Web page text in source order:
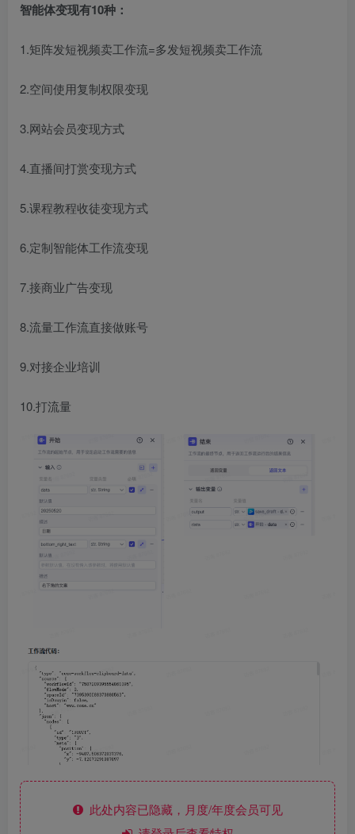
智能体变现有10种：
1.矩阵发短视频卖工作流=多发短视频卖工作流
2.空间使用复制权限变现
3.网站会员变现方式
4.直播间打赏变现方式
5.课程教程收徒变现方式
6.定制智能体工作流变现
7.接商业广告变现
8.流量工作流直接做账号
9.对接企业培训
10.打流量
此处内容已隐藏，月度/年度会员可见